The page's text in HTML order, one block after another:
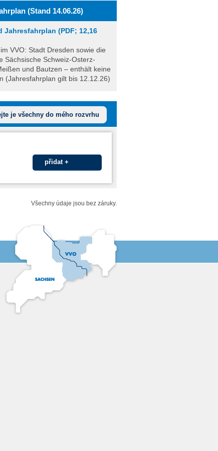
(Stand 14.06.26)
Jahresfahrplan (PDF; 12,16
VVO: Stadt Dresden sowie die
Sächsische Schweiz-Osterz­
und Bautzen – enthält keine
(Jahresfahrplan gilt bis 12.12.26)
je všechny do mého rozvrhu
přidat +
Všechny údaje jsou bez záruky.